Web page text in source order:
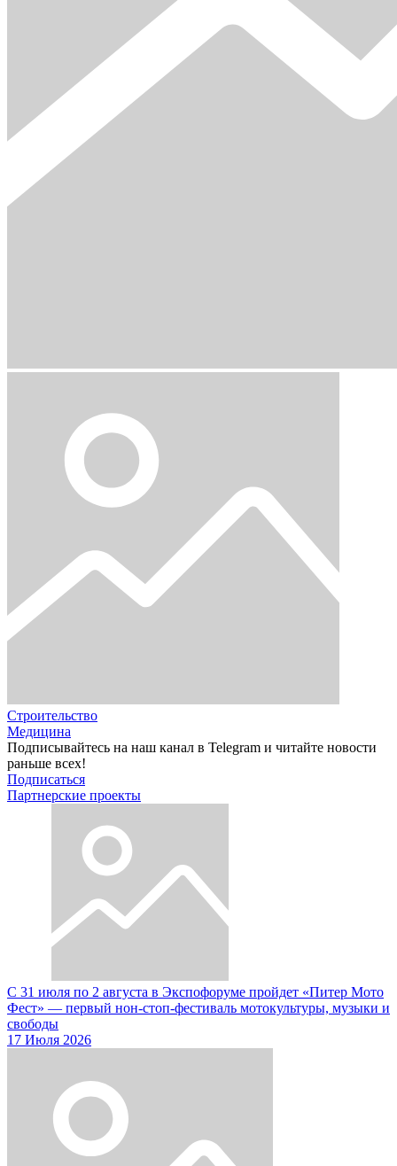
Строительство
Медицина
Подписывайтесь на наш канал в Telegram и читайте новости
раньше всех!
Подписаться
Партнерские проекты
С 31 июля по 2 августа в Экспофоруме пройдет «Питер Мото
Фест» — первый нон-стоп-фестиваль мотокультуры, музыки и
свободы
17 Июля 2026